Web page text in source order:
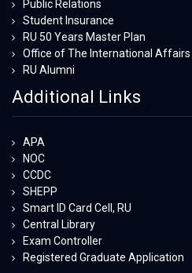
Public Relations
Student Insurance
RU 50 Years Master Plan
Office of The International Affairs
RU Alumni
Additional Links
APA
NOC
CCDC
SHEPP
Smart ID Card Cell, RU
Central Library
Exam Controller
Registered Graduate Application